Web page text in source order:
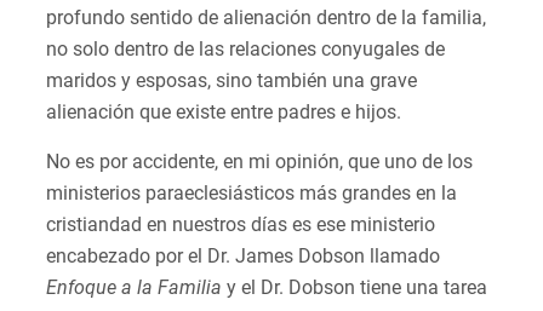
profundo sentido de alienación dentro de la familia,
no solo dentro de las relaciones conyugales de
maridos y esposas, sino también una grave
alienación que existe entre padres e hijos.
No es por accidente, en mi opinión, que uno de los
ministerios paraeclesiásticos más grandes en la
cristiandad en nuestros días es ese ministerio
encabezado por el Dr. James Dobson llamado
Enfoque a la Familia y el Dr. Dobson tiene una tarea